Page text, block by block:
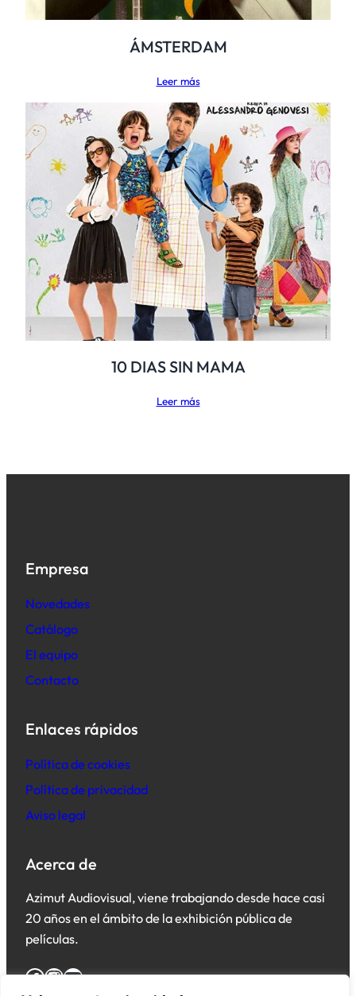
ÁMSTERDAM
Leer más
10 DIAS SIN MAMA
Leer más
Empresa
Novedades
Catálogo
El equipo
Contacto
Enlaces rápidos
Política de cookies
Política de privacidad
Aviso legal
Acerca de
Azimut Audiovisual, viene trabajando desde hace casi
20 años en el ámbito de la exhibición pública de
películas.
Facebook InstagramYouTube